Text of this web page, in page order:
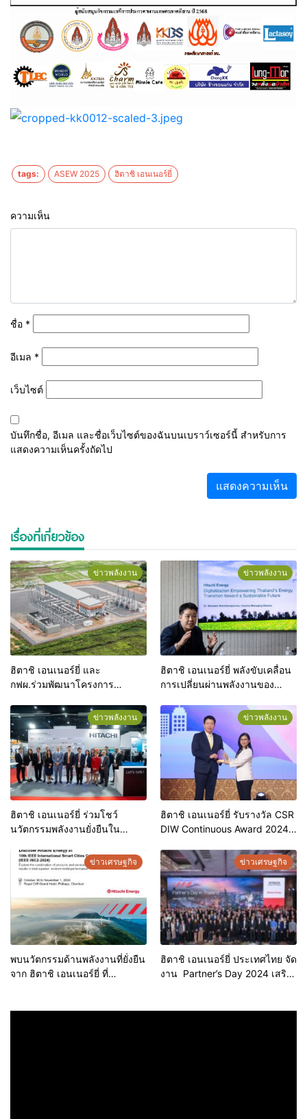
tags: ASEW 2025 ฮิตาชิ เอนเนอร์ยี่
ความเห็น
ชื่อ *
อีเมล *
เว็บไซต์
บันทึกชื่อ, อีเมล และชื่อเว็บไซต์ของฉันบนเบราว์เซอร์นี้ สำหรับการ
แสดงความเห็นครั้งถัดไป
เรื่องที่เกี่ยวข้อง
ข่าวพลังงาน
ฮิตาชิ เอนเนอร์ยี่ และ
กฟผ.ร่วมพัฒนาโครงการ
โลกที่ระดับแรงดันไฟฟ้า 550 kV
พร้อมใช้งานอุปกรณ์เดิมให้เกิด
ประโยชน์สูงสุด
ข่าวพลังงาน
ฮิตาชิ เอนเนอร์ยี่ พลังขับเคลื่อน
การเปลี่ยนผ่านพลังงานของ
ข่าวพลังงาน
ฮิตาชิ เอนเนอร์ยี่ ร่วมโชว์
นวัตกรรมพลังงานยั่งยืนใน
ข่าวพลังงาน
ฮิตาชิ เอนเนอร์ยี่ รับรางวัล CSR
DIW Continuous Award 2024
ยั่งยืนสู่สังคม
ข่าวเศรษฐกิจ
พบนวัตกรรมด้านพลังงานที่ยั่งยืน
จาก ฮิตาชิ เอนเนอร์ยี่ ที่
ข่าวเศรษฐกิจ
ฮิตาชิ เอนเนอร์ยี่ ประเทศไทย จัด
งาน Partner’s Day 2024 เสริม